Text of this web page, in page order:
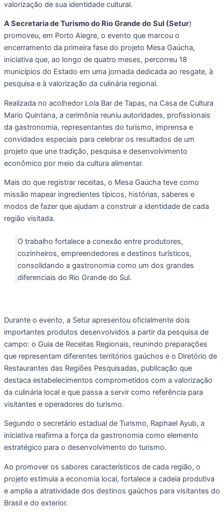
valorização de sua identidade cultural.
A Secretaria de Turismo do Rio Grande do Sul (Setur)
promoveu, em Porto Alegre, o evento que marcou o
encerramento da primeira fase do projeto Mesa Gaúcha,
iniciativa que, ao longo de quatro meses, percorreu 18
municípios do Estado em uma jornada dedicada ao resgate, à
pesquisa e à valorização da culinária regional.
Realizada no acolhedor Lola Bar de Tapas, na Casa de Cultura
Mario Quintana, a cerimônia reuniu autoridades, profissionais
da gastronomia, representantes do turismo, imprensa e
convidados especiais para celebrar os resultados de um
projeto que une tradição, pesquisa e desenvolvimento
econômico por meio da cultura alimentar.
Mais do que registrar receitas, o Mesa Gaúcha teve como
missão mapear ingredientes típicos, histórias, saberes e
modos de fazer que ajudam a construir a identidade de cada
região visitada.
O trabalho fortalece a conexão entre produtores,
cozinheiros, empreendedores e destinos turísticos,
consolidando a gastronomia como um dos grandes
diferenciais do Rio Grande do Sul.
Durante o evento, a Setur apresentou oficialmente dois
importantes produtos desenvolvidos a partir da pesquisa de
campo: o Guia de Receitas Regionais, reunindo preparações
que representam diferentes territórios gaúchos e o Diretório de
Restaurantes das Regiões Pesquisadas, publicação que
destaca estabelecimentos comprometidos com a valorização
da culinária local e que passa a servir como referência para
visitantes e operadores do turismo.
Segundo o secretário estadual de Turismo, Raphael Ayub, a
iniciativa reafirma a força da gastronomia como elemento
estratégico para o desenvolvimento do turismo.
Ao promover os sabores característicos de cada região, o
projeto estimula a economia local, fortalece a cadeia produtiva
e amplia a atratividade dos destinos gaúchos para visitantes do
Brasil e do exterior.